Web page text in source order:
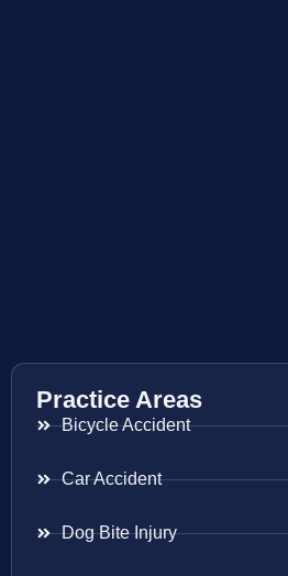
Practice Areas
Bicycle Accident
Car Accident
Dog Bite Injury